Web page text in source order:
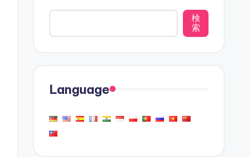
検
索
Language